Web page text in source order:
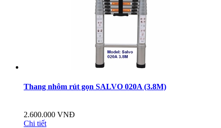
Thang nhôm rút gọn SALVO 020A (3.8M)
2.600.000 VNĐ
Chi tiết